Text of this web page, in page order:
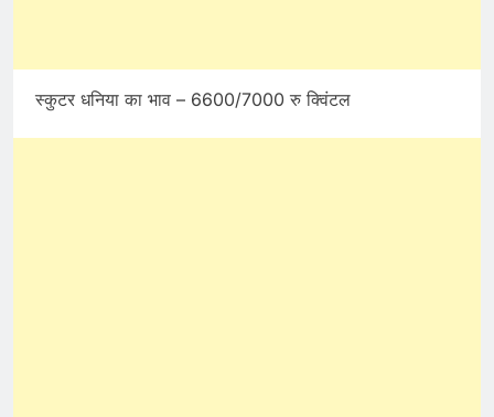
स्कुटर धनिया का भाव – 6600/7000 रु क्विंटल